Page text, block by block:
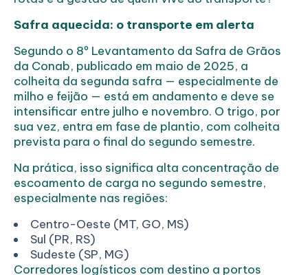
Safra aquecida: o transporte em alerta
Segundo o 8º Levantamento da Safra de Grãos
da Conab, publicado em maio de 2025, a
colheita da segunda safra — especialmente de
milho e feijão — está em andamento e deve se
intensificar entre julho e novembro. O trigo, por
sua vez, entra em fase de plantio, com colheita
prevista para o final do segundo semestre.
Na prática, isso significa alta concentração de
escoamento de carga no segundo semestre,
especialmente nas regiões:
Centro-Oeste (MT, GO, MS)
Sul (PR, RS)
Sudeste (SP, MG)
Corredores logísticos com destino a portos